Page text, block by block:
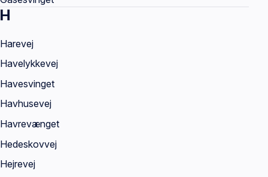
H
Harevej
Havelykkevej
Havesvinget
Havhusevej
Havrevænget
Hedeskovvej
Hejrevej